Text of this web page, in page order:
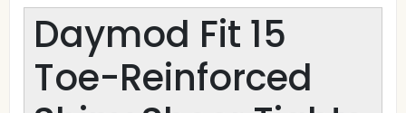
Daymod Fit 15
Toe-Reinforced